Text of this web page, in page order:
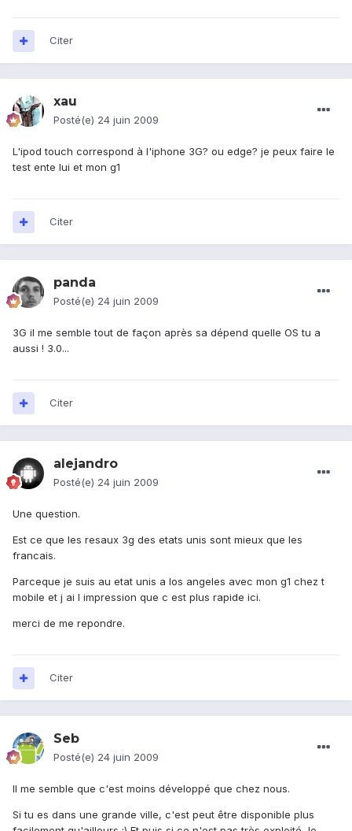
Citer
xau
Posté(e) 24 juin 2009
L'ipod touch correspond à l'iphone 3G? ou edge? je peux faire le
test ente lui et mon g1
Citer
panda
Posté(e) 24 juin 2009
3G il me semble tout de façon après sa dépend quelle OS tu a
aussi ! 3.0...
Citer
alejandro
Posté(e) 24 juin 2009
Une question.
Est ce que les resaux 3g des etats unis sont mieux que les
francais.
Parceque je suis au etat unis a los angeles avec mon g1 chez t
mobile et j ai l impression que c est plus rapide ici.
merci de me repondre.
Citer
Seb
Posté(e) 24 juin 2009
Il me semble que c'est moins développé que chez nous.
Si tu es dans une grande ville, c'est peut être disponible plus